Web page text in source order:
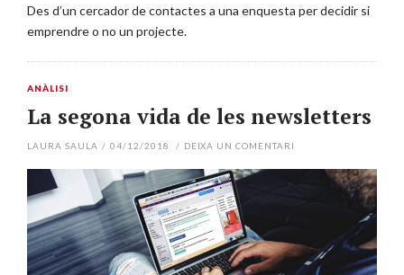
Des d’un cercador de contactes a una enquesta per decidir si
emprendre o no un projecte.
ANÀLISI
La segona vida de les newsletters
LAURA SAULA / 04/12/2018 / DEIXA UN COMENTARI